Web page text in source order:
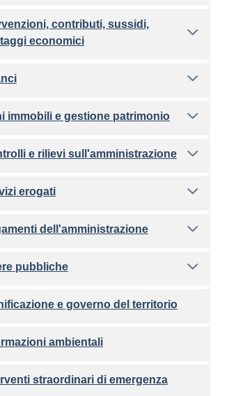
contributi, sussidi,
economici
immobili e gestione patrimonio
e rilievi sull'amministrazione
erogati
dell'amministrazione
pubbliche
e governo del territorio
ambientali
straordinari di emergenza